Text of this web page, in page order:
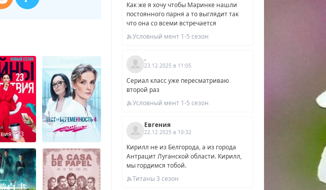
- 23
Тест на
беременность 4
сезон
Как же я хочу чтобы Маринке нашли
постоянного парня а то выглядит так
что она со всеми встречается
Условный мент 1-5 сезон
.
23.12.2025 в 11:05
Сериал класс уже пересматриваю
второй раз
Условный мент 1-5 сезон
Евгения
22.12.2025 в 10:32
Кирилл не из Белгорода, а из города
Антрацит Луганской области. Кирилл,
мы гордимся тобой.
Титаны 3 сезон